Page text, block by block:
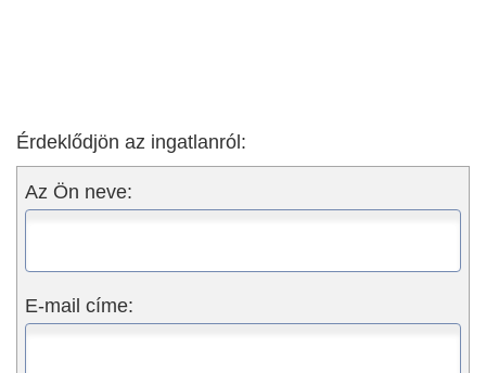
Érdeklődjön az ingatlanról:
Az Ön neve:
E-mail címe: